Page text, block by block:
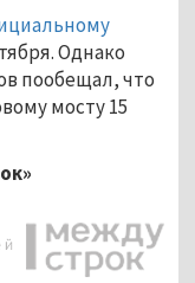
Однако
пообещал, что
мосту 15